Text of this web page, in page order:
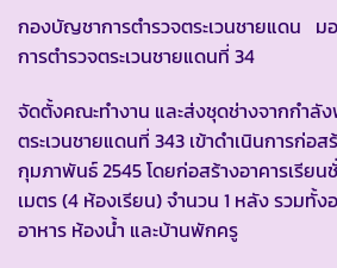
กองบัญชาการตำรวจตระเวนชายแดน ม
การตำรวจตระเวนชายแดนที่ 34
จัดตั้งคณะทำงาน และส่งชุดช่างจากกำลั
ตระเวนชายแดนที่ 343 เข้าดำเนินการก่อ
กุมภาพันธ์ 2545 โดยก่อสร้างอาคารเรียน
เมตร (4 ห้องเรียน) จำนวน 1 หลัง รวมทั้ง
อาหาร ห้องน้ำ และบ้านพักครู